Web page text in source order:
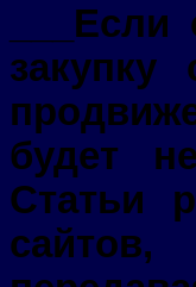
закупку
будет
Статьи